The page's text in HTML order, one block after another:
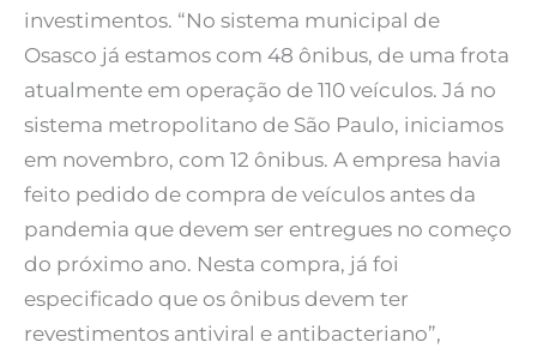
investimentos. “No sistema municipal de
Osasco já estamos com 48 ônibus, de uma frota
atualmente em operação de 110 veículos. Já no
sistema metropolitano de São Paulo, iniciamos
em novembro, com 12 ônibus. A empresa havia
feito pedido de compra de veículos antes da
pandemia que devem ser entregues no começo
do próximo ano. Nesta compra, já foi
especificado que os ônibus devem ter
revestimentos antiviral e antibacteriano”,